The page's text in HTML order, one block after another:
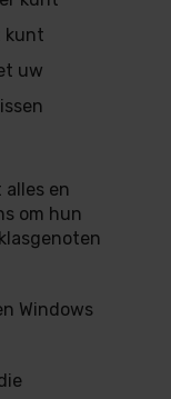
kunt
uw
alles en
om hun
Windows